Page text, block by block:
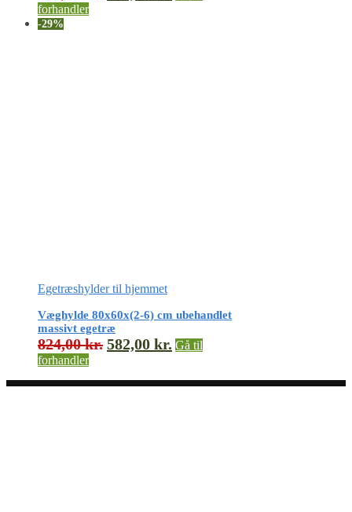
forhandler
-29%
Egetræshylder til hjemmet
Væghylde 80x60x(2-6) cm ubehandlet
massivt egetræ
824,00kr. 582,00 kr. Gå til
forhandler